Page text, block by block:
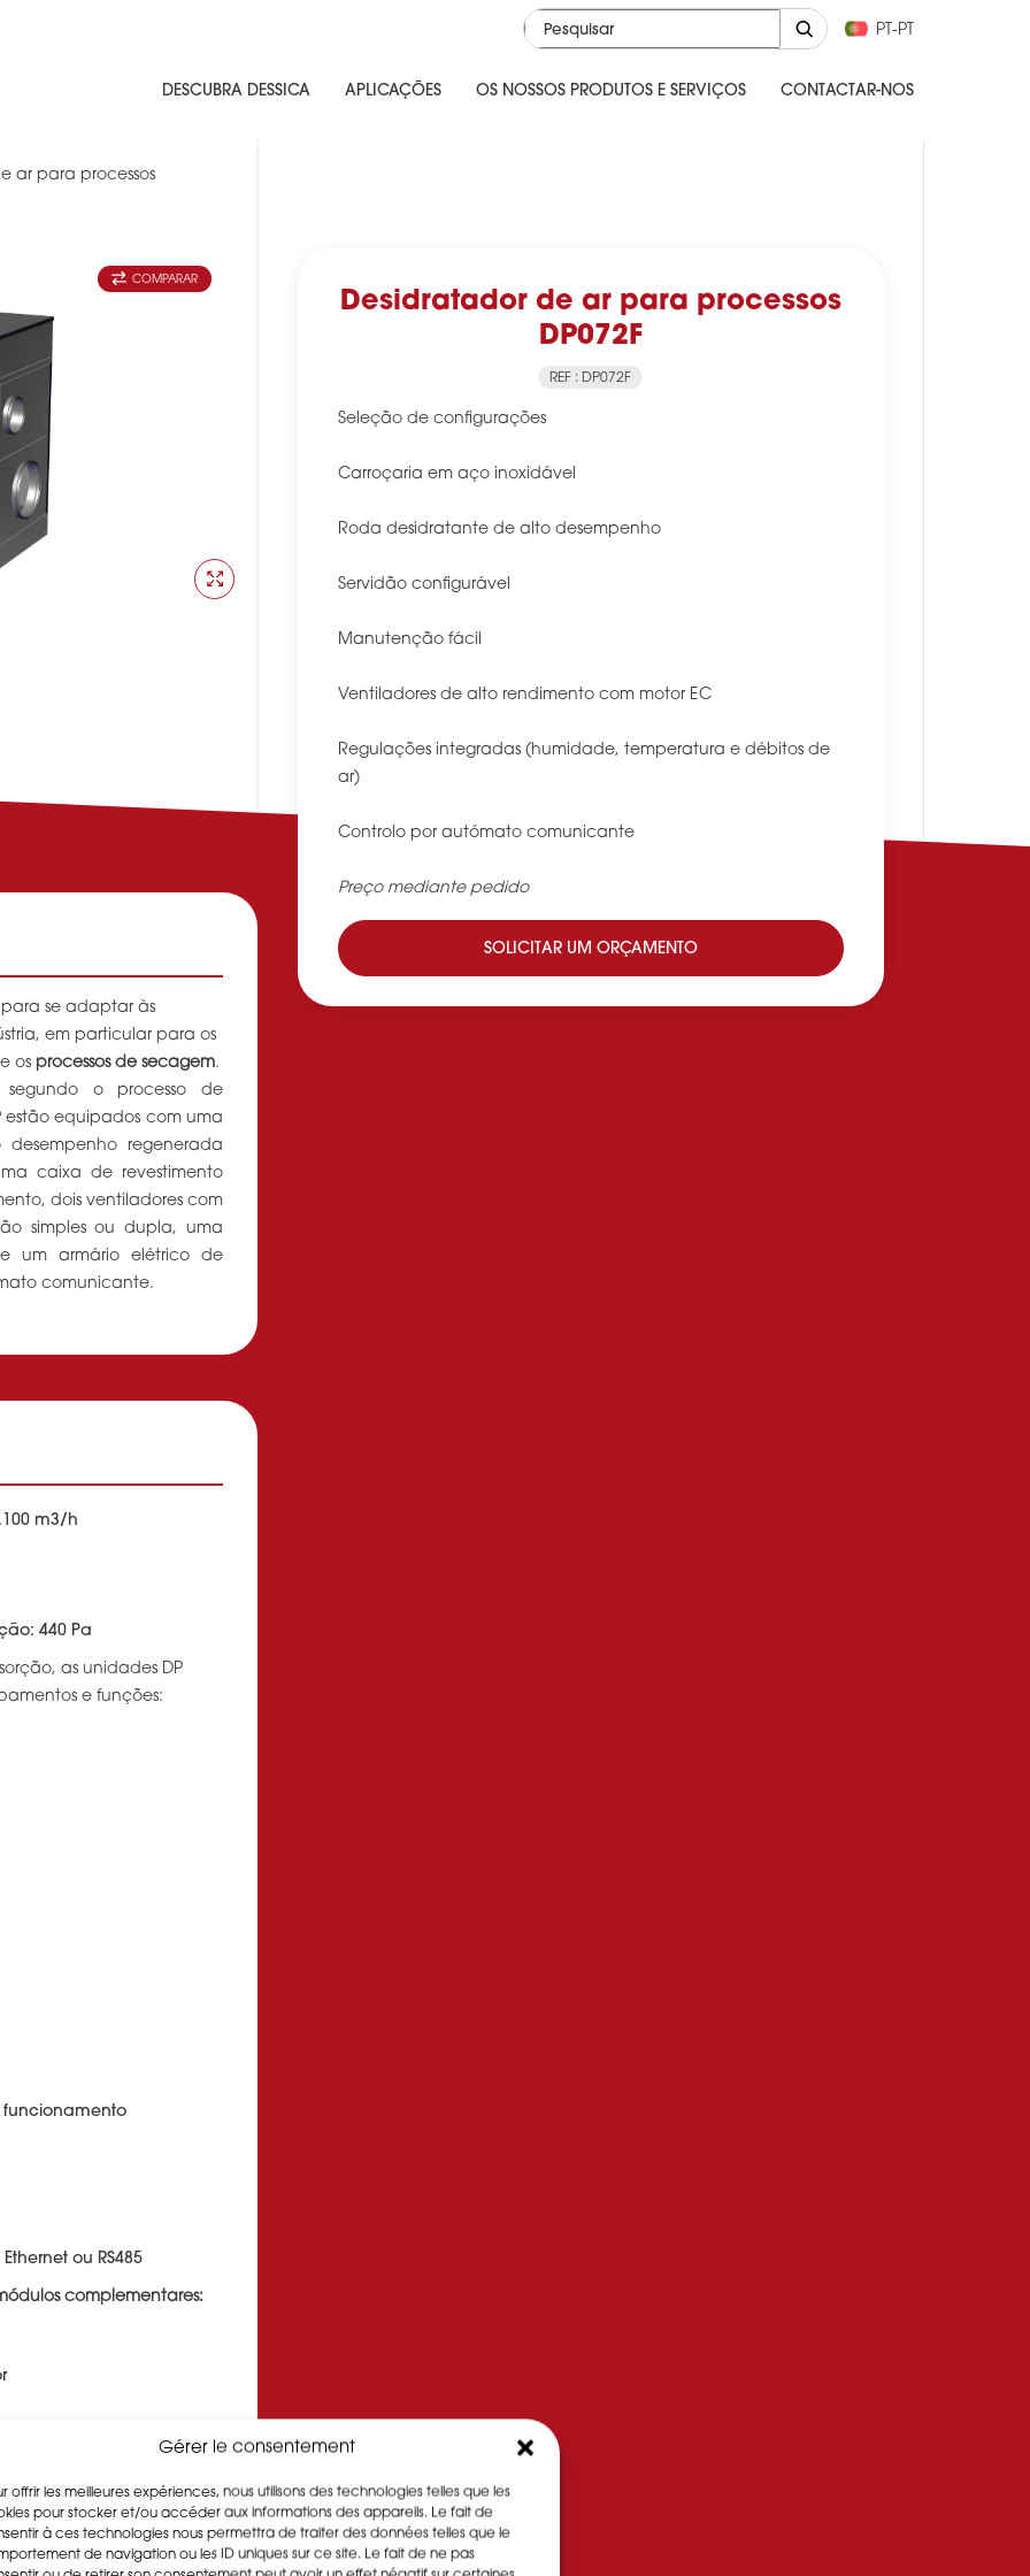
Gérer le consentement
offrir les meilleures expériences, nous utilisons des technologies telles que les
pour stocker et/ou accéder aux informations des appareils. Le fait de
à ces technologies nous permettra de traiter des données telles que le
de navigation ou les ID uniques sur ce site. Le fait de ne pas
PT-PT
DESCUBRA DESSICA APLICAÇÕES OS NOSSOS PRODUTOS E SERVIÇOS CONTACTAR-NOS
ar para processos
COMPARAR
se adaptar às
em particular para os
os processos de secagem.
segundo o processo de
estão equipados com uma
regenerada
caixa de revestimento
dois ventiladores com
simples ou dupla, uma
um armário elétrico de
comunicante.
m3/h
440 Pa
as unidades DP
e funções:
funcionamento
ou RS485
complementares:
Desidratador de ar para processos
DP072F
REF : DP072F
Seleção de configurações
Carroçaria em aço inoxidável
Roda desidratante de alto desempenho
Servidão configurável
Manutenção fácil
Ventiladores de alto rendimento com motor EC
Regulações integradas (humidade, temperatura e débitos de
ar)
Controlo por autómato comunicante
Preço mediante pedido
SOLICITAR UM ORÇAMENTO